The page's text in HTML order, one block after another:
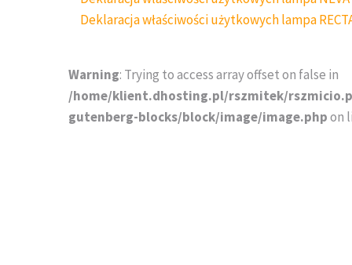
Deklaracja właściwości użytkowych lampa
Warning: Trying to access array offset on false in
/home/klient.dhosting.pl/rszmitek/
gutenberg-blocks/block/image/image.phpon